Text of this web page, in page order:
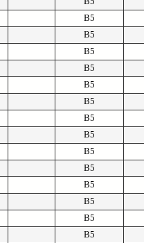
B5
B5
B5
B5
B5
B5
B5
B5
B5
B5
B5
B5
B5
B5